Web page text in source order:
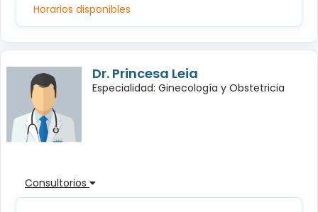
Horarios disponibles
Dr. Princesa Leia
Especialidad: Ginecología y Obstetricia
Consultorios